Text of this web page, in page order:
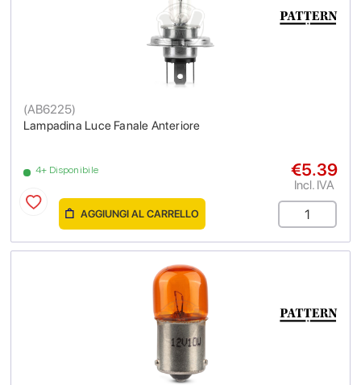
Lampadina Luce Fanale Anteriore
(AB6225)
4+ Disponibile €5.39
Incl. IVA
AGGIUNGI AL CARRELLO